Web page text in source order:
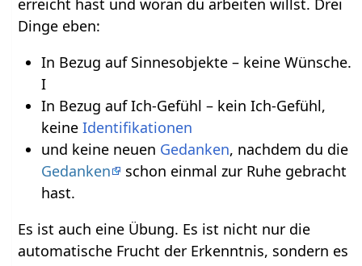
erreicht hast und woran du arbeiten willst. Drei
Dinge eben:
In Bezug auf Sinnesobjekte – keine Wünsche.
I
In Bezug auf Ich-Gefühl – kein Ich-Gefühl,
keine Identifikationen
und keine neuen Gedanken, nachdem du die
Gedanken
schon einmal zur Ruhe gebracht
hast.
Es ist auch eine Übung. Es ist nicht nur die
automatische Frucht der Erkenntnis, sondern es